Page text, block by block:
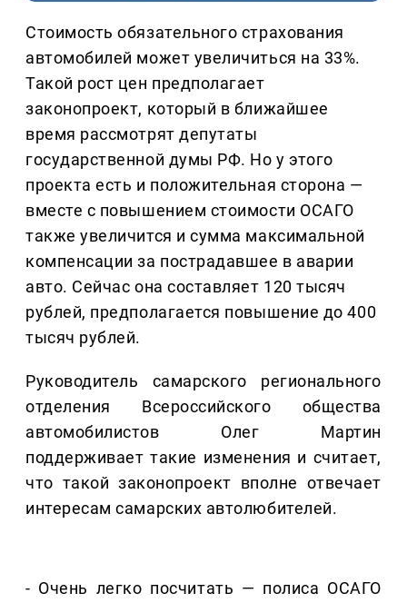
Стоимость обязательного страхования
автомобилей может увеличиться на 33%.
Такой рост цен предполагает
законопроект, который в ближайшее
время рассмотрят депутаты
государственной думы РФ. Но у этого
проекта есть и положительная сторона —
вместе с повышением стоимости ОСАГО
также увеличится и сумма максимальной
компенсации за пострадавшее в аварии
авто. Сейчас она составляет 120 тысяч
рублей, предполагается повышение до 400
тысяч рублей.
Руководитель самарского регионального
отделения Всероссийского общества
автомобилистов Олег Мартин
поддерживает такие изменения и считает,
что такой законопроект вполне отвечает
интересам самарских автолюбителей.
- Очень легко посчитать — полиса ОСАГО